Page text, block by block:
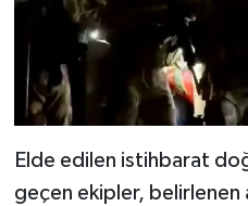
Elde edilen istihbarat
geçen ekipler, belirlenen
Yemek
SİVİL TOPLUM
SEÇİM 2014
KİM KİMDİR